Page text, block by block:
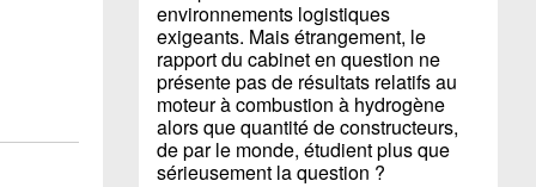
environnements logistiques
exigeants. Mais étrangement, le
rapport du cabinet en question ne
présente pas de résultats relatifs au
moteur à combustion à hydrogène
alors que quantité de constructeurs,
de par le monde, étudient plus que
sérieusement la question ?